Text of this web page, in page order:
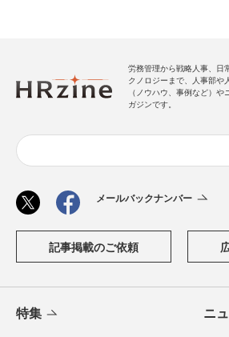
労務管理から戦略人事、日
クノロジーまで、人事部や
（ノウハウ、事例など）
ガジンです。
メールバックナンバー
記事掲載のご依頼
特集 ニ